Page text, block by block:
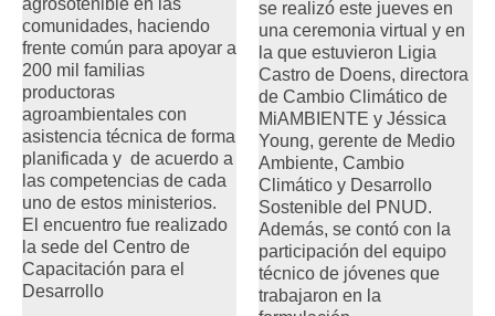
comunidades, haciendo
frente común para apoyar a
200 mil familias
productoras
agroambientales con
asistencia técnica de forma
planificada y de acuerdo a
las competencias de cada
uno de estos ministerios.
El encuentro fue realizado
la sede del Centro de
Capacitación para el
Desarrollo
se realizó este jueves en
una ceremonia virtual y en
la que estuvieron Ligia
Castro de Doens, directora
de Cambio Climático de
MiAMBIENTE y Jéssica
Young, gerente de Medio
Ambiente, Cambio
Climático y Desarrollo
Sostenible del PNUD.
Además, se contó con la
participación del equipo
técnico de jóvenes que
trabajaron en la